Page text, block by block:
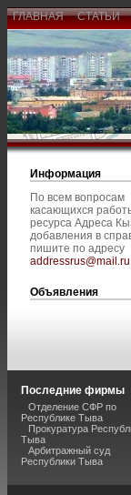
ГЛАВНАЯ СТАТЬИ
Информация
По всем вопросам
касающихся
ресурса Адреса
добавления в
пишите по адресу
addressrus@mail.ru
Объявления
Последние фирмы
Отделение СФР по
Республике Тыва
Прокуратура
Тыва
Арбитражный суд
Республики Тыва